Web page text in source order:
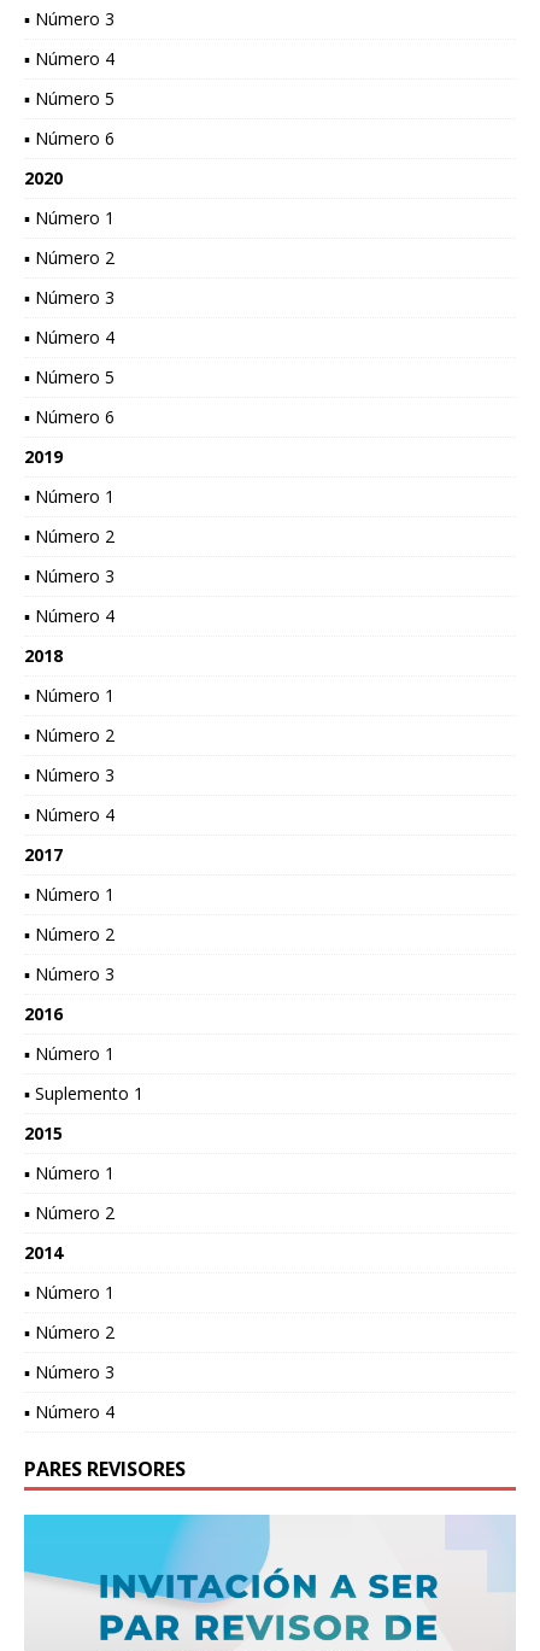
▪ Número 3
▪ Número 4
▪ Número 5
▪ Número 6
2020
▪ Número 1
▪ Número 2
▪ Número 3
▪ Número 4
▪ Número 5
▪ Número 6
2019
▪ Número 1
▪ Número 2
▪ Número 3
▪ Número 4
2018
▪ Número 1
▪ Número 2
▪ Número 3
▪ Número 4
2017
▪ Número 1
▪ Número 2
▪ Número 3
2016
▪ Número 1
▪ Suplemento 1
2015
▪ Número 1
▪ Número 2
2014
▪ Número 1
▪ Número 2
▪ Número 3
▪ Número 4
PARES REVISORES